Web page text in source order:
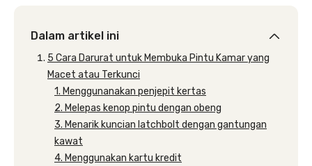
Dalam artikel ini
5 Cara Darurat untuk Membuka Pintu Kamar yang
Macet atau Terkunci
1. Menggunanakan penjepit kertas
2. Melepas kenop pintu dengan obeng
3. Menarik kuncian latchbolt dengan gantungan
kawat
4. Menggunakan kartu kredit